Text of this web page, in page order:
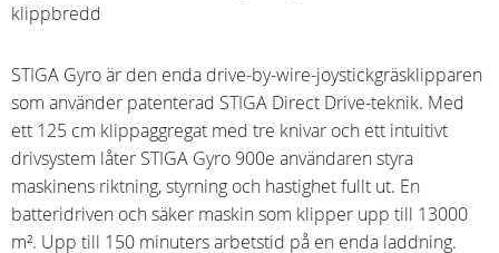
klippbredd
STIGA Gyro är den enda drive-by-wire-joystickgräsklipparen
som använder patenterad STIGA Direct Drive-teknik. Med
ett 125 cm klippaggregat med tre knivar och ett intuitivt
drivsystem låter STIGA Gyro 900e användaren styra
maskinens riktning, styrning och hastighet fullt ut. En
batteridriven och säker maskin som klipper upp till 13000
m². Upp till 150 minuters arbetstid på en enda laddning.